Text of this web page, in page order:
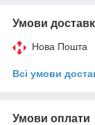
Умови
Нова Пошта
Всі умови
Умови оплати